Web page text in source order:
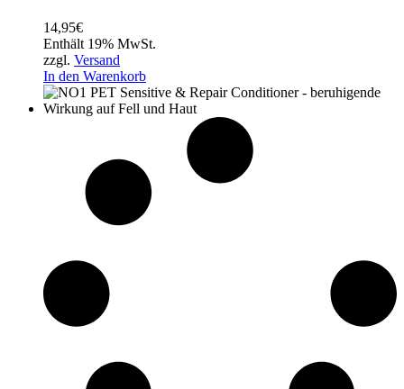
14,95€
Enthält 19% MwSt.
zzgl. Versand
In den Warenkorb